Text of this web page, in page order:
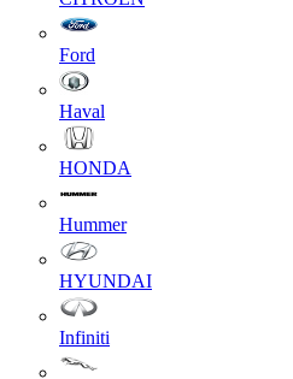
Ford
Haval
HONDA
Hummer
HYUNDAI
Infiniti